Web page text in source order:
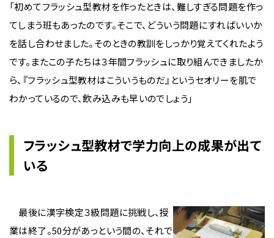
「初めてフラッシュ型教材を作ったときは、難しすぎる問題を作っ
てしまう班もあったのです。そこで、どういう問題にすればいいか
を話し合わせました。そのときの教訓をしっかり覚えてくれたよう
です。またこの子たちは３年間フラッシュに取り組んできましたか
ら、『フラッシュ型教材はこういうものだ』というセオリーを肌で
わかっているので、飲み込みも早いのでしょう」
フラッシュ型教材で学力向上の成果が出て
いる
最後に漢字検定３級問題に挑戦し、授
業は終了。50分があっという間の、それで